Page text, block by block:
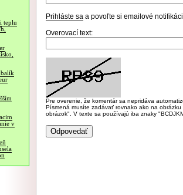
teplu
v
Prihláste sa a povoľte si emailové
Overovací text:
Pre overenie, že komentár sa nepridáva
Písmená musíte zadávať rovnako ako na
obrázok". V texte sa používajú iba znaky